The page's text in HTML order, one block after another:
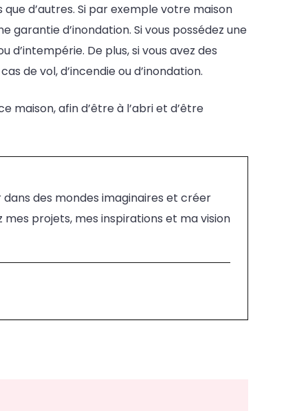
d’autres. Si par exemple votre maison
garantie d’inondation. Si vous possédez une
De plus, si vous avez des
de vol, d’incendie ou d’inondation.
maison, afin d’être à l’abri et d’être
dans des mondes imaginaires et créer
mes projets, mes inspirations et ma vision